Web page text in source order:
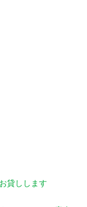
貸しします